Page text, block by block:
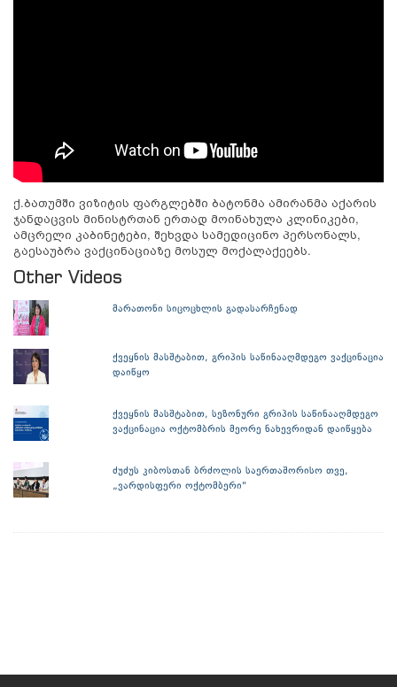
ქ.ბათუმში ვიზიტის ფარგლებში ბატონმა ამირანმა აქარის
ჯანდაცვის მინისტრთან ერთად მოინახულა კლინიკები,
ამცრელი კაბინეტები, შეხვდა სამედიცინო პერსონალს,
გაესაუბრა ვაქცინაციაზე მოსულ მოქალაქეებს.
Other Videos
მარათონი სიცოცხლის გადასარჩენად
ქვეყნის მასშტაბით, გრიპის საწინააღმდეგო ვაქცინაცია
დაიწყო
ქვეყნის მასშტაბით, სეზონური გრიპის საწინააღმდეგო
ვაქცინაცია ოქტომბრის მეორე ნახევრიდან დაიწყება
ძუძუს კიბოსთან ბრძოლის საერთაშორისო თვე,
„ვარდისფერი ოქტომბერი"